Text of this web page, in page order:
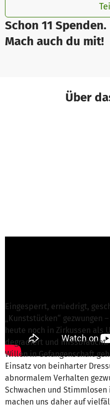
Schon 11 Spenden.
Mach auch du mit!
Über
Eingesperrt, erniedrigt,
„Kunststücken“ gezwungen
heute noch in Zirkussen als
degradiert und missbraucht.
Willen in Gefangenschaft
Einsatz von beinharter
abnormalem Verhalten
Schwachen und
machen uns daher auf